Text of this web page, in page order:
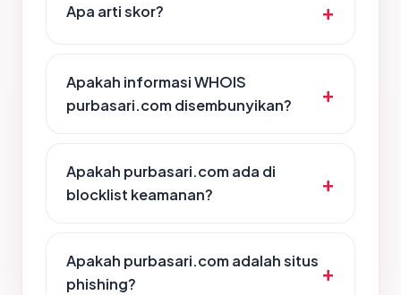
Apa arti skor?
Apakah informasi WHOIS
purbasari.com disembunyikan?
Apakah purbasari.com ada di
blocklist keamanan?
Apakah purbasari.com adalah situs
phishing?